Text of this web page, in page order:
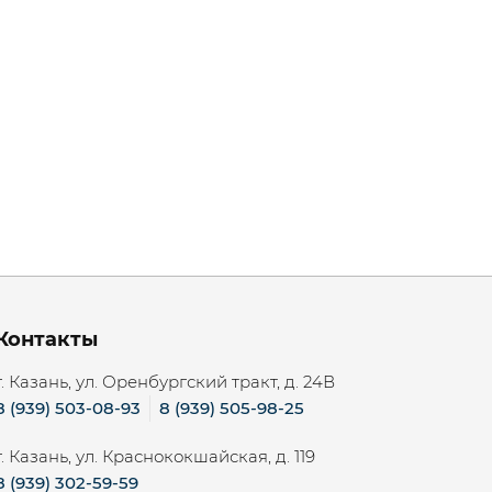
Казань, ул. Оренбургский тракт, д. 24В
(939) 503-08-93
8 (939) 505-98-25
Казань, ул. Краснококшайская, д. 119
(939) 302-59-59